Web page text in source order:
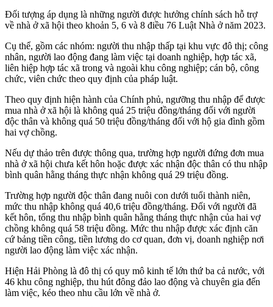
Đối tượng áp dụng là những người được hưởng chính sách hỗ trợ
về nhà ở xã hội theo khoản 5, 6 và 8 điều 76 Luật Nhà ở năm 2023.
Cụ thể, gồm các nhóm: người thu nhập thấp tại khu vực đô thị; công
nhân, người lao động đang làm việc tại doanh nghiệp, hợp tác xã,
liên hiệp hợp tác xã trong và ngoài khu công nghiệp; cán bộ, công
chức, viên chức theo quy định của pháp luật.
Theo quy định hiện hành của Chính phủ, ngưỡng thu nhập để được
mua nhà ở xã hội là không quá 25 triệu đồng/tháng đối với người
độc thân và không quá 50 triệu đồng/tháng đối với hộ gia đình gồm
hai vợ chồng.
Nếu dự thảo trên được thông qua, trường hợp người đứng đơn mua
nhà ở xã hội chưa kết hôn hoặc được xác nhận độc thân có thu nhập
bình quân hằng tháng thực nhận không quá 29 triệu đồng.
Trường hợp người độc thân đang nuôi con dưới tuổi thành niên,
mức thu nhập không quá 40,6 triệu đồng/tháng. Đối với người đã
kết hôn, tổng thu nhập bình quân hằng tháng thực nhận của hai vợ
chồng không quá 58 triệu đồng. Mức thu nhập được xác định căn
cứ bảng tiền công, tiền lương do cơ quan, đơn vị, doanh nghiệp nơi
người lao động làm việc xác nhận.
Hiện Hải Phòng là đô thị có quy mô kinh tế lớn thứ ba cả nước, với
46 khu công nghiệp, thu hút đông đảo lao động và chuyên gia đến
làm việc, kéo theo nhu cầu lớn về nhà ở.